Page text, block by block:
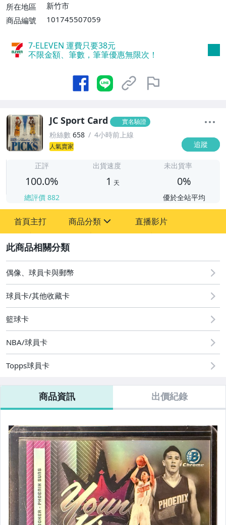
所在地區
新竹市
商品編號
101745507059
7-ELEVEN 運費只要38元
不限金額、筆數，筆筆優惠無限次！
JC Sport Card 實名驗證
粉絲數 658 4小時前上線
人氣賣家 追蹤
正評
100.0%
總評價 882
出貨速度
1 天
未出貨率
0%
優於全站平均
首頁主打 商品分類
玩具、模型與公仔
偶像、球員卡與郵幣
直播影片
偶像、球員卡與郵幣
球員卡/其他收藏卡
籃球卡
NBA/球員卡
Topps球員卡
商品資訊 出價紀錄